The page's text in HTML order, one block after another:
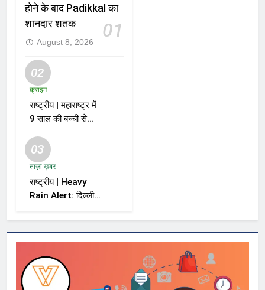
होने के बाद Padikkal का
शानदार शतक
01
August 8, 2026
02
क्राइम
राष्ट्रीय | महाराष्ट्र में
9 साल की बच्ची से
मामले में आरोपी को मौत
की सजा
03
ताज़ा ख़बर
राष्ट्रीय | Heavy
Rain Alert: दिल्ली-
में भारी बारिश का अलर्ट,
Kerala और Odisha